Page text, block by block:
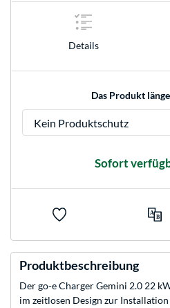
Details
Das Produkt
Sofort
Produktbeschreibung
Der go-e Charger Gemini 2.0 22
im zeitlosen Design zur